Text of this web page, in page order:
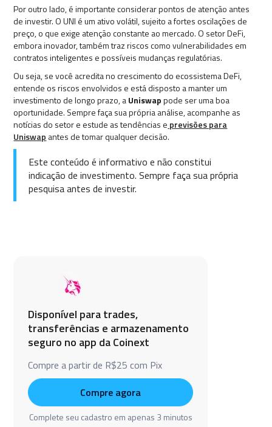
Por outro lado, é importante considerar pontos de atenção antes
de investir. O UNI é um ativo volátil, sujeito a fortes oscilações de
preço, o que exige atenção constante ao mercado. O setor DeFi,
embora inovador, também traz riscos como vulnerabilidades em
contratos inteligentes e possíveis mudanças regulatórias.
Ou seja, se você acredita no crescimento do ecossistema DeFi,
entende os riscos envolvidos e está disposto a manter um
investimento de longo prazo, aUniswappode ser uma boa
oportunidade. Sempre faça sua própria análise, acompanhe as
notícias do setor e estude as tendências e previsões para
Uniswap antes de tomar qualquer decisão.
Este conteúdo é informativo e não constitui
indicação de investimento. Sempre faça sua própria
pesquisa antes de investir.
Disponível para trades,
transferências e armazenamento
seguro no app da Coinext
Compre a partir de R$25 com Pix
Compre agora
Complete seu cadastro em apenas 3 minutos